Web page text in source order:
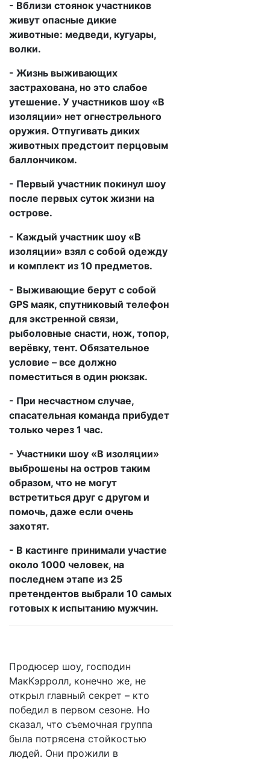
- Вблизи стоянок участников
живут опасные дикие
животные: медведи, кугуары,
волки.
- Жизнь выживающих
застрахована, но это слабое
утешение. У участников шоу «В
изоляции» нет огнестрельного
оружия. Отпугивать диких
животных предстоит перцовым
баллончиком.
- Первый участник покинул шоу
после первых суток жизни на
острове.
- Каждый участник шоу «В
изоляции» взял с собой одежду
и комплект из 10 предметов.
- Выживающие берут с собой
GPS маяк, спутниковый телефон
для экстренной связи,
рыболовные снасти, нож, топор,
верёвку, тент. Обязательное
условие – все должно
поместиться в один рюкзак.
- При несчастном случае,
спасательная команда прибудет
только через 1 час.
- Участники шоу «В изоляции»
выброшены на остров таким
образом, что не могут
встретиться друг с другом и
помочь, даже если очень
захотят.
- В кастинге принимали участие
около 1000 человек, на
последнем этапе из 25
претендентов выбрали 10 самых
готовых к испытанию мужчин.
Продюсер шоу, господин
МакКэрролл, конечно же, не
открыл главный секрет – кто
победил в первом сезоне. Но
сказал, что съемочная группа
была потрясена стойкостью
людей. Они прожили в